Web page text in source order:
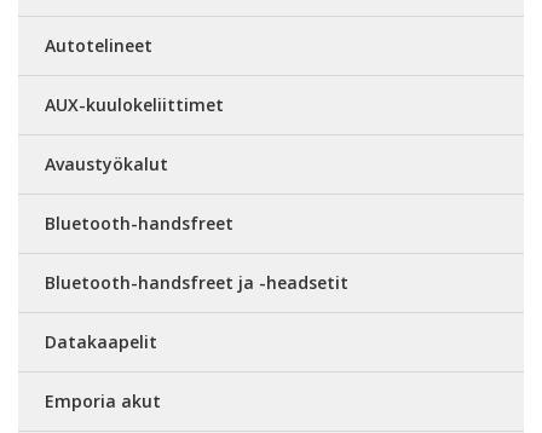
Autotelineet
AUX-kuulokeliittimet
Avaustyökalut
Bluetooth-handsfreet
Bluetooth-handsfreet ja -headsetit
Datakaapelit
Emporia akut